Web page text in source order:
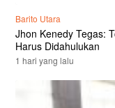
Barito Utara
Jhon Kenedy Tegas:
Harus Didahulukan
1 hari yang lalu